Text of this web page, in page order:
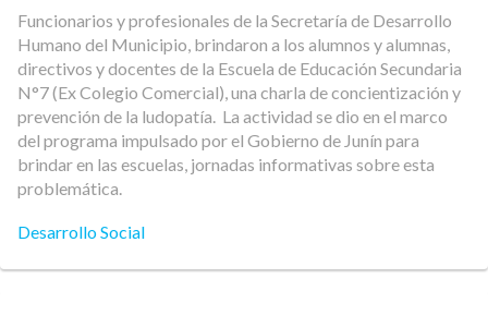
Funcionarios y profesionales de la Secretaría de Desarrollo
Humano del Municipio, brindaron a los alumnos y alumnas,
directivos y docentes de la Escuela de Educación Secundaria
N°7 (Ex Colegio Comercial), una charla de concientización y
prevención de la ludopatía. La actividad se dio en el marco
del programa impulsado por el Gobierno de Junín para
brindar en las escuelas, jornadas informativas sobre esta
problemática.
Desarrollo Social